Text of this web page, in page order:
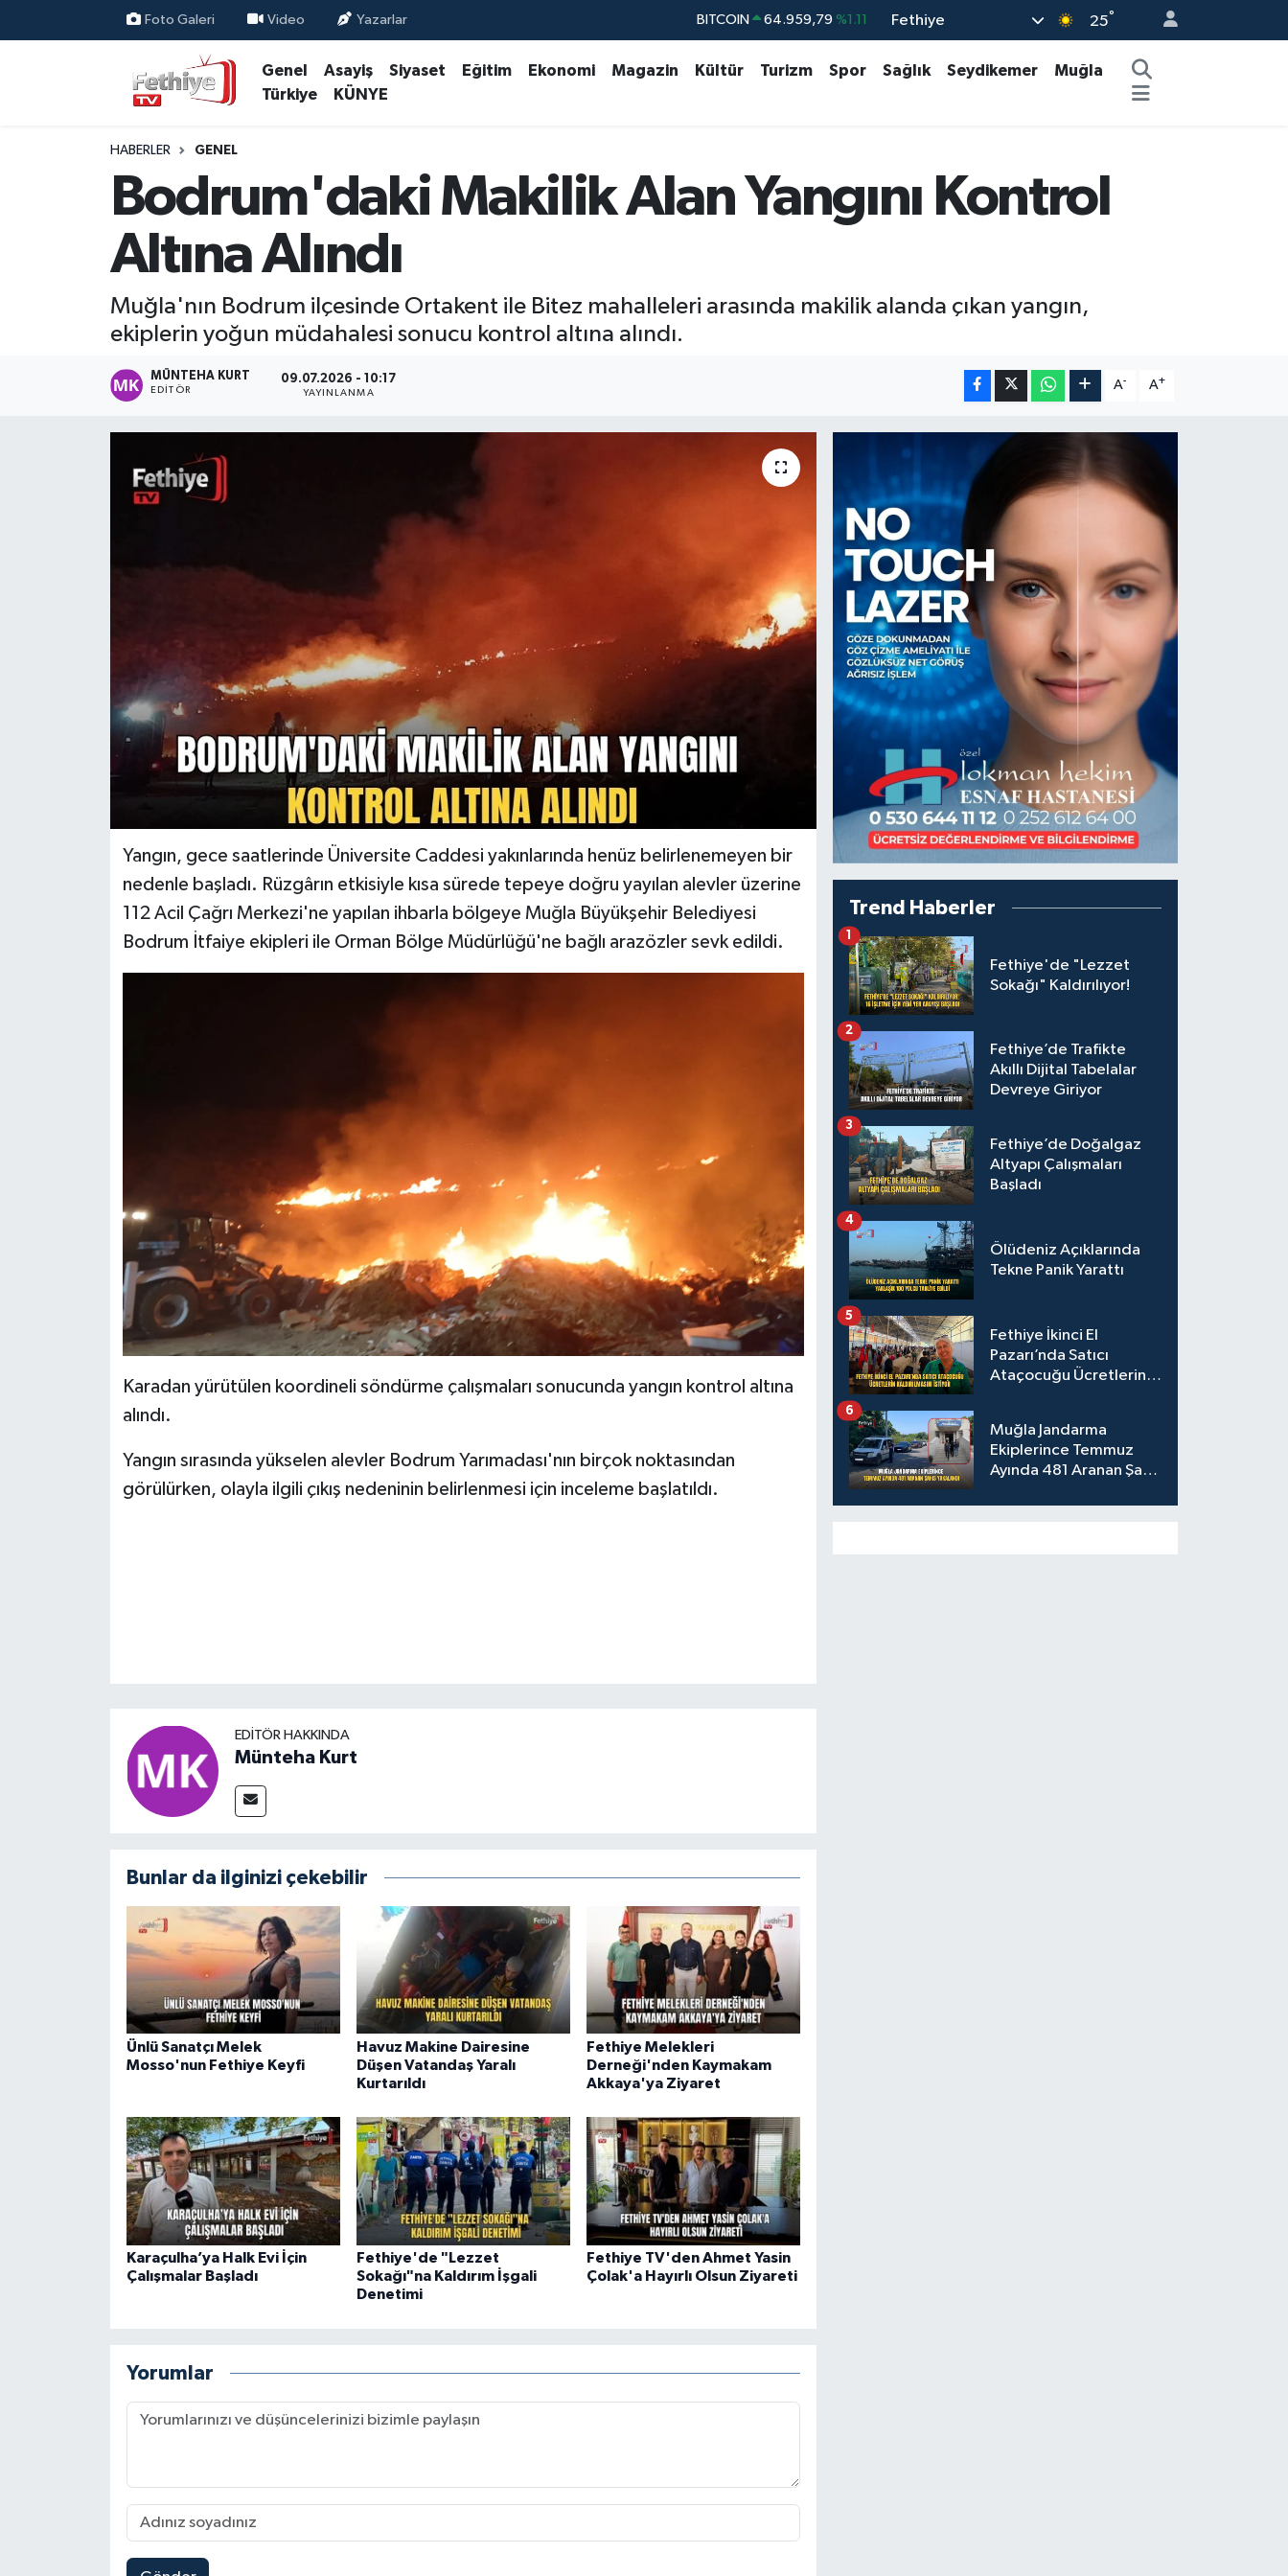
Foto Galeri Video Yazarlar DOLAR 47,7436 %0.18 Fethiye 25°
Genel Asayiş Siyaset Eğitim Ekonomi Magazin Kültür Turizm Spor Sağlık Seydikemer
Muğla
Türkiye
KÜNYE
HABERLER GENEL
Bodrum'daki Makilik Alan Yangını Kontrol
Altına Alındı
Muğla'nın Bodrum ilçesinde Ortakent ile Bitez mahalleleri arasında makilik alanda çıkan yangın,
ekiplerin yoğun müdahalesi sonucu kontrol altına alındı.
MÜNTEHA KURT
EDITÖR
09.07.2026 - 10:17
YAYINLANMA
A- A+
Yangın, gece saatlerinde Üniversite Caddesi yakınlarında henüz belirlenemeyen bir
nedenle başladı. Rüzgârın etkisiyle kısa sürede tepeye doğru yayılan alevler üzerine
112 Acil Çağrı Merkezi'ne yapılan ihbarla bölgeye Muğla Büyükşehir Belediyesi
Bodrum İtfaiye ekipleri ile Orman Bölge Müdürlüğü'ne bağlı arazözler sevk edildi.
Karadan yürütülen koordineli söndürme çalışmaları sonucunda yangın kontrol altına
alındı.
Yangın sırasında yükselen alevler Bodrum Yarımadası'nın birçok noktasından
görülürken, olayla ilgili çıkış nedeninin belirlenmesi için inceleme başlatıldı.
EDITÖR HAKKINDA
Münteha Kurt
Bunlar da ilginizi çekebilir
Ünlü Sanatçı Melek
Mosso'nun Fethiye Keyfi
Havuz Makine Dairesine
Düşen Vatandaş Yaralı
Kurtarıldı
Fethiye Melekleri
Derneği'nden Kaymakam
Akkaya'ya Ziyaret
Karaçulha’ya Halk Evi İçin
Çalışmalar Başladı
Fethiye'de "Lezzet
Sokağı"na Kaldırım İşgali
Denetimi
Fethiye TV'den Ahmet Yasin
Çolak'a Hayırlı Olsun Ziyareti
Yorumlar
Trend Haberler
Fethiye'de "Lezzet
Sokağı" Kaldırılıyor!
1
Fethiye’de Trafikte
Akıllı Dijital Tabelalar
Devreye Giriyor
2
Fethiye’de Doğalgaz
Altyapı Çalışmaları
Başladı
3
Ölüdeniz Açıklarında
Tekne Panik Yarattı
4
Fethiye İkinci El
Pazarı’nda Satıcı
Ataçocuğu Ücretlerin
5
Muğla Jandarma
Ekiplerince Temmuz
Ayında 481 Aranan Şahıs
6
Ekonomi
Muğla Nöbetçi Eczaneler
Muğla Trafik Yoğunluk Haritası
Süper Lig Puan Durumu ve Fikstür
Tüm Manşetler
Son Dakika Haberleri